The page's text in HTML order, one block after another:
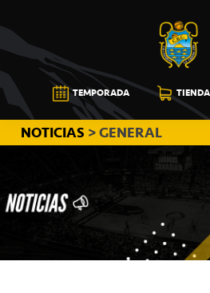
a
la
navegación
principal
al
contenido
principal
a
la
barra
lateral
principal
CB
CANARIAS
TEMPORADA TIENDA
NOTICIAS > GENERAL